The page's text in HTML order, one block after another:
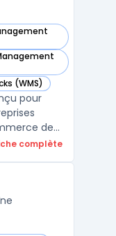
(WMS)
pour
de
sur la
logistique
complète